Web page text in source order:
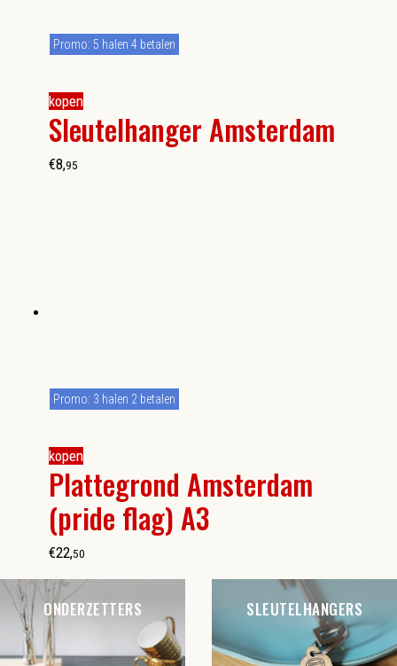
kopen
Sleutelhanger Amsterdam
Promo: 5 halen 4 betalen
€8,95
kopen
Plattegrond Amsterdam
(pride flag) A3
Promo: 3 halen 2 betalen
€22,50
ONDERZETTERS SLEUTELHANGERS